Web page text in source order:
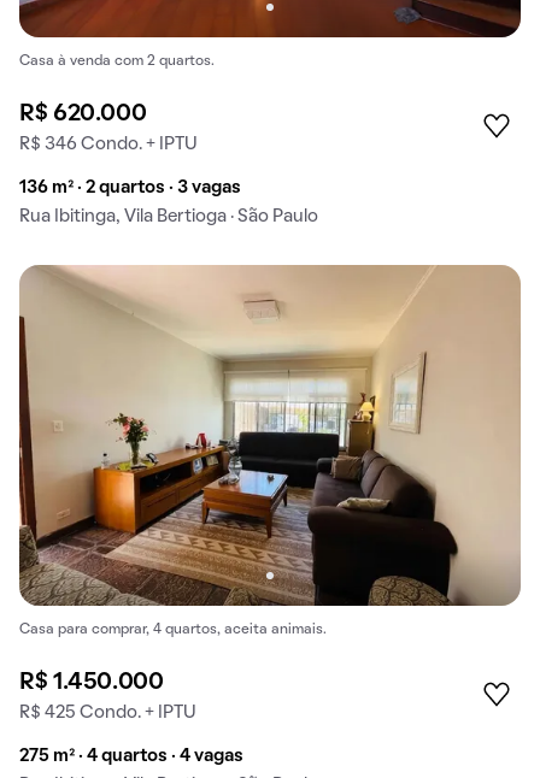
Casa à venda com 2 quartos.
R$ 620.000
R$ 346 Condo. + IPTU
136 m² · 2 quartos · 3 vagas
Rua Ibitinga, Vila Bertioga · São Paulo
Casa para comprar, 4 quartos, aceita animais.
R$ 1.450.000
R$ 425 Condo. + IPTU
275 m² · 4 quartos · 4 vagas